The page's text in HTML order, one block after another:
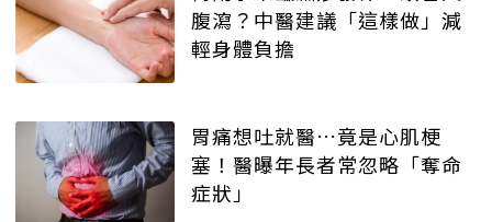
腹瀉？中醫建議「這樣做」減
輕身體負擔
胃痛想吐就醫…竟是心肌梗
塞！醫曝年長者常忽略「奪命
症狀」